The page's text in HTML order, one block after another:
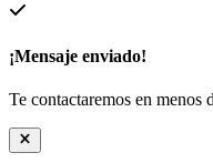
¡Mensaje enviado!
Te contactaremos en menos